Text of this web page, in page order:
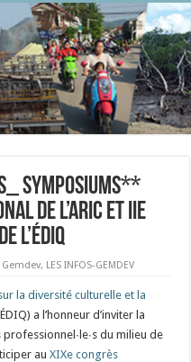
SYMPOSIUMS**
de l’ARIC et IIe
l’ÉDIQ
, LES INFOS-GEMDEV
la diversité culturelle et la
a l’honneur d’inviter la
professionnel∙le∙s du milieu de
auXIXe congrès